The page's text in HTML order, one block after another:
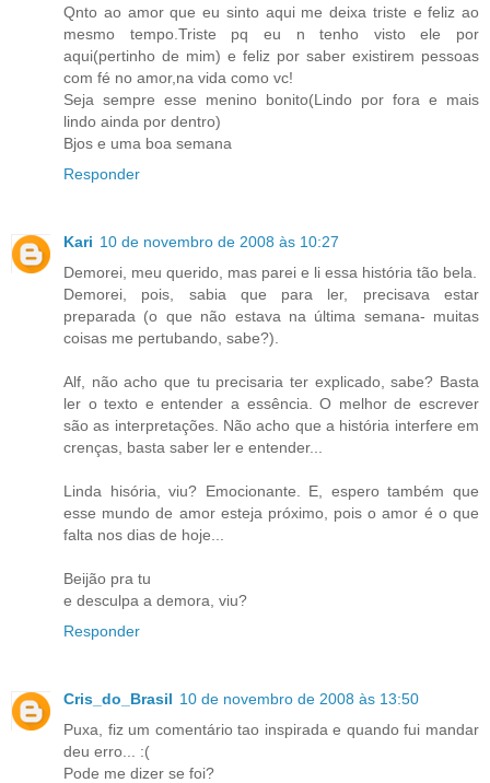
Qnto ao amor que eu sinto aqui me deixa triste e feliz ao
mesmo tempo.Triste pq eu n tenho visto ele por
aqui(pertinho de mim) e feliz por saber existirem pessoas
com fé no amor,na vida como vc!
Seja sempre esse menino bonito(Lindo por fora e mais
lindo ainda por dentro)
Bjos e uma boa semana
Responder
Kari 10 de novembro de 2008 às 10:27
Demorei, meu querido, mas parei e li essa história tão bela.
Demorei, pois, sabia que para ler, precisava estar
preparada (o que não estava na última semana- muitas
coisas me pertubando, sabe?).
Alf, não acho que tu precisaria ter explicado, sabe? Basta
ler o texto e entender a essência. O melhor de escrever
são as interpretações. Não acho que a história interfere em
crenças, basta saber ler e entender...
Linda hisória, viu? Emocionante. E, espero também que
esse mundo de amor esteja próximo, pois o amor é o que
falta nos dias de hoje...
Beijão pra tu
e desculpa a demora, viu?
Responder
Cris_do_Brasil 10 de novembro de 2008 às 13:50
Puxa, fiz um comentário tao inspirada e quando fui mandar
deu erro... :(
Pode me dizer se foi?